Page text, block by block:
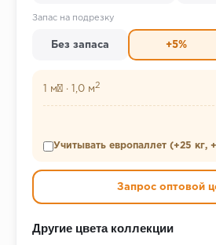
Запас на подрезку
Без запаса +5%
1 м² · 1,0 м 2
Учитывать европаллет (+25 кг,
Запрос оптовой
Другие цвета коллекции